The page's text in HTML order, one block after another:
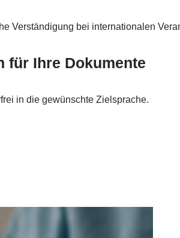
Verständigung bei internationalen
für Ihre Dokumente
in die gewünschte Zielsprache.